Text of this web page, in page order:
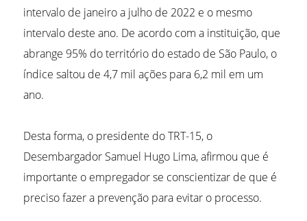
intervalo de janeiro a julho de 2022 e o mesmo
intervalo deste ano. De acordo com a instituição, que
abrange 95% do território do estado de São Paulo, o
índice saltou de 4,7 mil ações para 6,2 mil em um
ano.
Desta forma, o presidente do TRT-15, o
Desembargador Samuel Hugo Lima, afirmou que é
importante o empregador se conscientizar de que é
preciso fazer a prevenção para evitar o processo.